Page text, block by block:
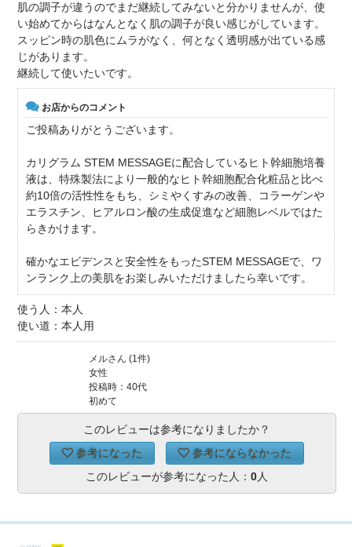
肌の調子が違うのでまだ継続してみないと分かりませんが、使
い始めてからはなんとなく肌の調子が良い感じがしています。
スッピン時の肌色にムラがなく、何となく透明感が出ている感
じがあります。
継続して使いたいです。
お店からのコメント
ご投稿ありがとうございます。
カリグラム STEM MESSAGEに配合しているヒト幹細胞培養
液は、特殊製法により一般的なヒト幹細胞配合化粧品と比べ
約10倍の活性性をもち、シミやくすみの改善、コラーゲンや
エラスチン、ヒアルロン酸の生成促進など細胞レベルではた
らきかけます。
確かなエビデンスと安全性をもったSTEM MESSAGEで、ワ
ンランク上の美肌をお楽しみいただけましたら幸いです。
使う人：本人
使い道：本人用
メルさん (1件)
女性
投稿時：40代
初めて
このレビューは参考になりましたか？
参考になった
参考にならなかった
このレビューが参考になった人： 0人